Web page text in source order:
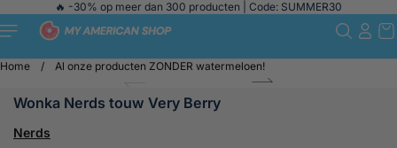
inhoud
gaan
🔥 -30% op meer dan 300 producten | Code: SUMMER30
Home / Al onze producten ZONDER watermeloen!
Overschak
productinfo
rmatie
Wonka Nerds touw Very Berry
Nerds